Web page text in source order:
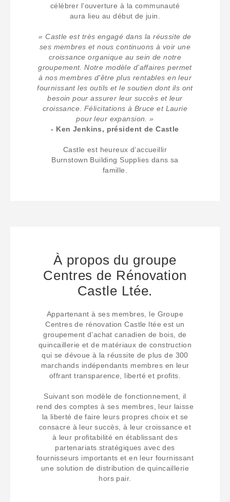
célébrer l’ouverture à la communauté
aura lieu au début de juin.
« Castle est très engagé dans la réussite de
ses membres et nous continuons à voir une
croissance organique au sein de notre
groupement. Notre modèle d'affaires permet
à nos membres d'être plus rentables en leur
fournissant les outils et le soutien dont ils ont
besoin pour assurer leur succès et leur
croissance. Félicitations à Bruce et Laurie
pour leur expansion. »
- Ken Jenkins, président de Castle
Castle est heureux d’accueillir
Burnstown Building Supplies dans sa
famille.
À propos du groupe
Centres de Rénovation
Castle Ltée.
Appartenant à ses membres, le Groupe
Centres de rénovation Castle ltée est un
groupement d’achat canadien de bois, de
quincaillerie et de matériaux de construction
qui se dévoue à la réussite de plus de 300
marchands indépendants membres en leur
offrant transparence, liberté et profits.
Suivant son modèle de fonctionnement, il
rend des comptes à ses membres, leur laisse
la liberté de faire leurs propres choix et se
consacre à leur succès, à leur croissance et
à leur profitabilité en établissant des
partenariats stratégiques avec des
fournisseurs importants et en leur fournissant
une solution de distribution de quincaillerie
hors pair.